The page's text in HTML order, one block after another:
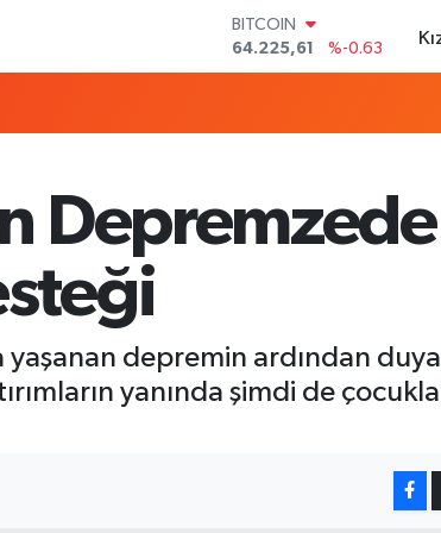
BITCOIN
64.225,61
%-0.63
DOLAR
GRAM ALTIN
6510.40
%0.45
Depremzede
yaşanan depremin ardından
yanında şimdi de